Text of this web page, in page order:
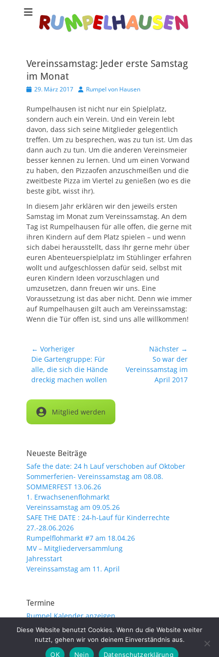
Vereinssamstag: Jeder erste Samstag
im Monat
Veröffentlicht
29. März 2017 AutorRumpel von Hausen
Rumpelhausen ist nicht nur ein Spielplatz,
sondern auch ein Verein. Und ein Verein lebt
davon, dass sich seine Mitglieder gelegentlich
treffen. Um zu besprechen, was zu tun ist. Um das
dann auch zu tun. Um die anderen Vereinsmeier
besser kennen zu lernen. Und um einen Vorwand
zu haben, den Pizzaofen anzuschmeißen und die
zweitbeste Pizza im Viertel zu genießen (wo es die
beste gibt, wisst ihr).
In diesem Jahr erklären wir den jeweils ersten
Samstag im Monat zum Vereinssamstag. An dem
Tag ist Rumpelhausen für alle offen, die gerne mit
ihren Kindern auf dem Platz spielen – und wenn
sich dabei herausstellt, dass Ihr gerne mehr über
euren Abenteuerspielplatz im Stühlinger erfahren
wollt und aufgeschlossen dafür seid, selbst mit
euren Kindern Ideen vorzuschlagen und
umzusetzen, dann freuen wir uns. Eine
Voraussetzung ist das aber nicht. Denn wie immer
auf Rumpelhausen gilt auch am Vereinssamstag:
Wenn die Tür offen ist, sind uns alle willkommen!
Beitragsnavigation
← Vorheriger
Vorheriger
Beitrag:
Die Gartengruppe: Für
alle, die sich die Hände
dreckig machen wollen
Nächster →
Beitrag:
So war der
Vereinssamstag im
April 2017
Mitglied werden
Neueste Beiträge
Safe the date: 24 h Lauf verschoben auf Oktober
Sommerferien- Vereinssamstag am 08.08.
SOMMERFEST 13.06.26
1. Erwachsenenflohmarkt
Vereinssamstag am 09.05.26
SAFE THE DATE : 24-h-Lauf für Kinderrechte
27.-28.06.2026
Rumpelflohmarkt #7 am 18.04.26
MV – Mitgliederversammlung
Jahresstart
Vereinssamstag am 11. April
Termine
Rumpel Kalender anzeigen
Copyright © 2026
Impressum/Datenschutz | Catch Responsive vonCatch
Diese Website benutzt Cookies. Wenn du die Website weiter
nutzt, gehen wir von deinem Einverständnis aus.
OK
Nein Datenschutzerklärung